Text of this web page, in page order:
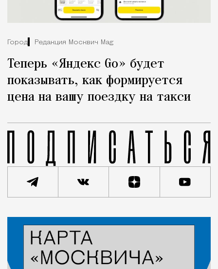
Город Редакция Москвич Mag
Теперь «Яндекс Go» будет
показывать, как формируется
цена на вашу поездку на такси